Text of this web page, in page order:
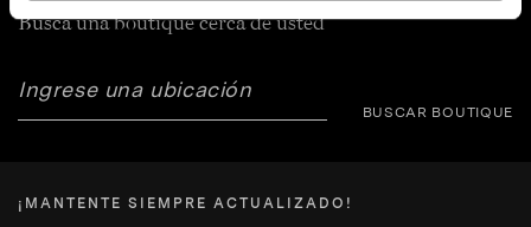
Busca una boutique cerca de usted
BUSCAR BOUTIQUE
¡MANTENTE SIEMPRE ACTUALIZADO!